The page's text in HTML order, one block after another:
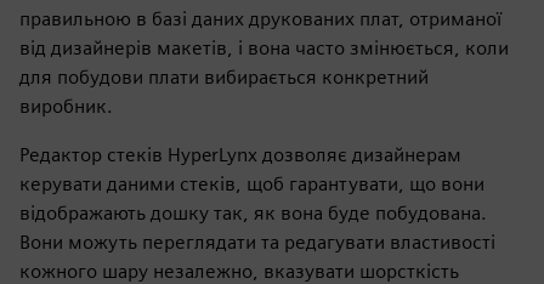
правильною в базі даних друкованих плат, отриманої
від дизайнерів макетів, і вона часто змінюється, коли
для побудови плати вибирається конкретний
виробник.
Редактор стеків HyperLynx дозволяє дизайнерам
керувати даними стеків, щоб гарантувати, що вони
відображають дошку так, як вона буде побудована.
Вони можуть переглядати та редагувати властивості
кожного шару незалежно, вказувати шорсткість